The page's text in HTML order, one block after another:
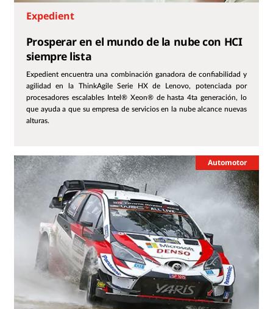
Expedient
Prosperar en el mundo de la nube con HCI
siempre lista
Expedient encuentra una combinación ganadora de confiabilidad y
agilidad en la ThinkAgile Serie HX de Lenovo, potenciada por
procesadores escalables Intel® Xeon® de hasta 4ta generación, lo
que ayuda a que su empresa de servicios en la nube alcance nuevas
alturas.
Automotor